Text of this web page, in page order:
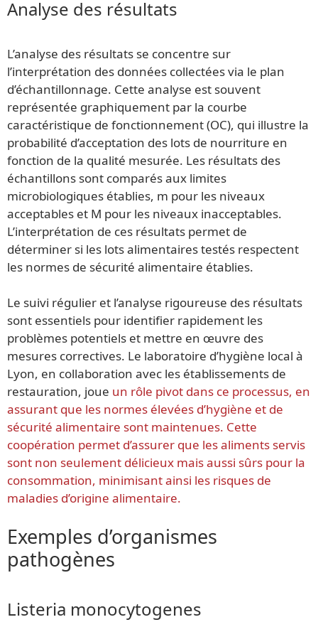
Analyse des résultats
L’analyse des résultats se concentre sur
l’interprétation des données collectées via le plan
d’échantillonnage. Cette analyse est souvent
représentée graphiquement par la courbe
caractéristique de fonctionnement (OC), qui illustre la
probabilité d’acceptation des lots de nourriture en
fonction de la qualité mesurée. Les résultats des
échantillons sont comparés aux limites
microbiologiques établies, m pour les niveaux
acceptables et M pour les niveaux inacceptables.
L’interprétation de ces résultats permet de
déterminer si les lots alimentaires testés respectent
les normes de sécurité alimentaire établies.
Le suivi régulier et l’analyse rigoureuse des résultats
sont essentiels pour identifier rapidement les
problèmes potentiels et mettre en œuvre des
mesures correctives. Le laboratoire d’hygiène local à
Lyon, en collaboration avec les établissements de
restauration, joue un rôle pivot dans ce processus, en
assurant que les normes élevées d’hygiène et de
sécurité alimentaire sont maintenues. Cette
coopération permet d’assurer que les aliments servis
sont non seulement délicieux mais aussi sûrs pour la
consommation, minimisant ainsi les risques de
maladies d’origine alimentaire.
Exemples d’organismes
pathogènes
Listeria monocytogenes